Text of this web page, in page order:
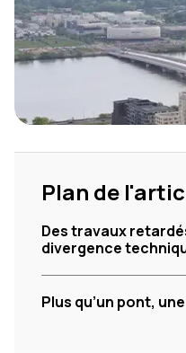
Plan de
Des travaux
divergence
Plus qu’un pont,